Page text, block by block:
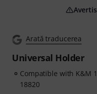
Arată traducerea
Universal Holder
Compatible with K&M
18820